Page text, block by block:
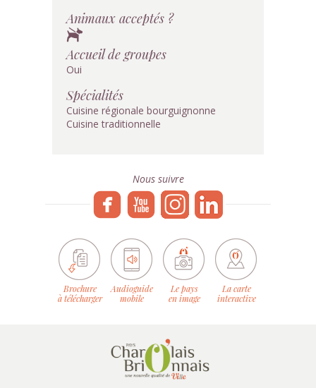
Animaux acceptés ?
Accueil de groupes
Oui
Spécialités
Cuisine régionale bourguignonne
Cuisine traditionnelle
Nous suivre
Brochure
à télécharger
Audioguide
mobile
Le pays
en image
La carte
interactive